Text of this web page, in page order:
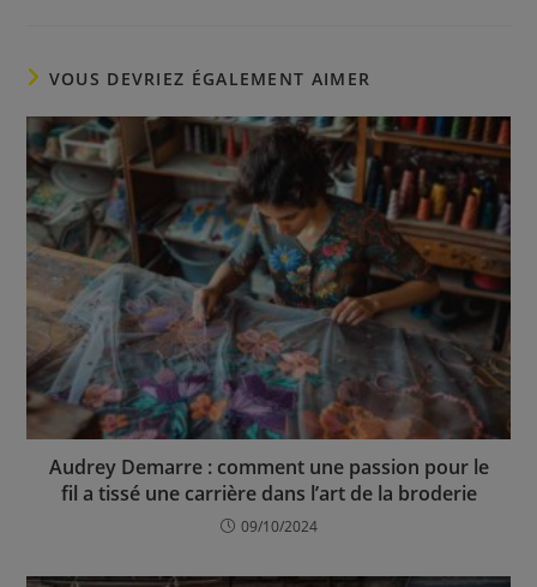
VOUS DEVRIEZ ÉGALEMENT AIMER
Audrey Demarre : comment une passion pour le
fil a tissé une carrière dans l’art de la broderie
09/10/2024